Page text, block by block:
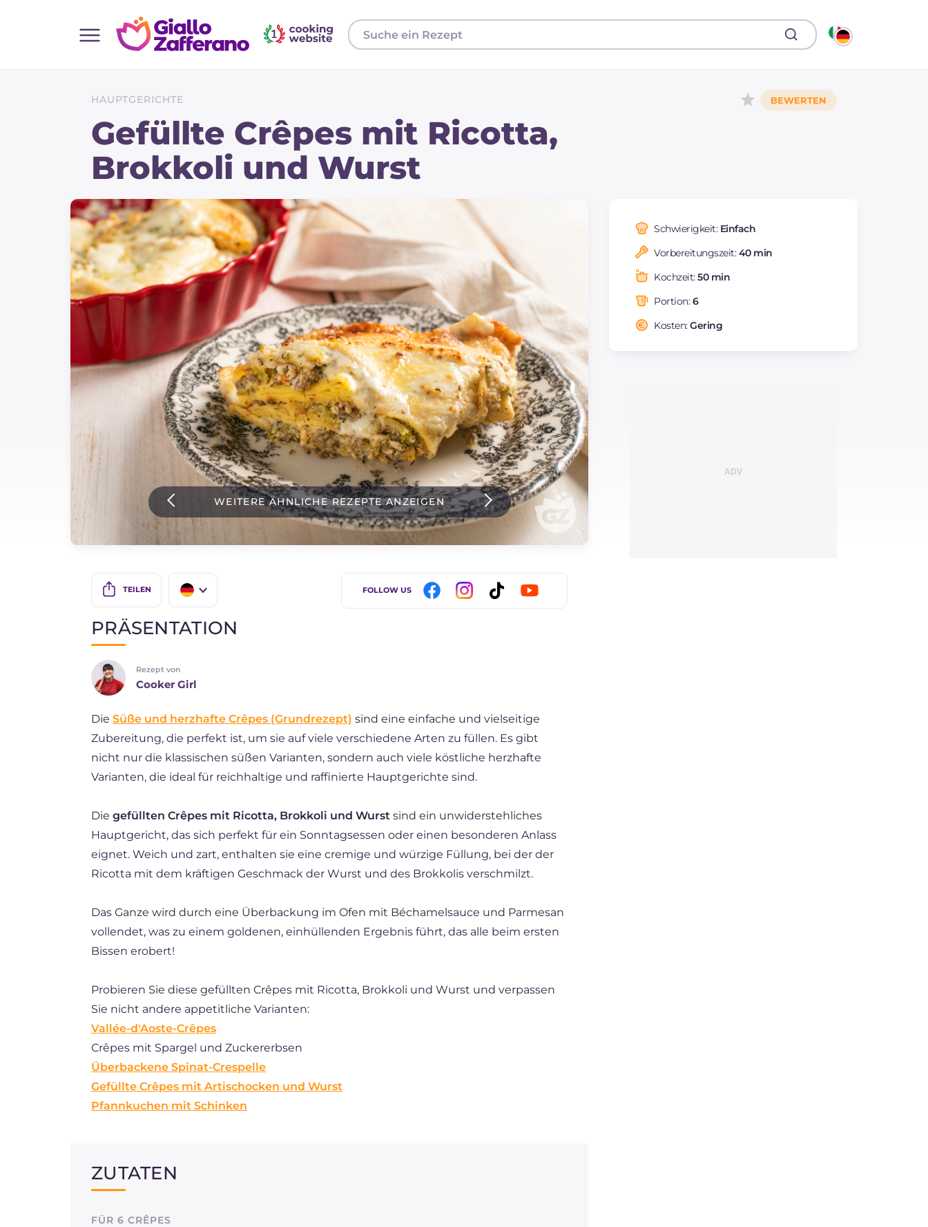
Pizza und focaccia
Kuchen und Backwaren
IT Website
YouTube
HAUPTGERICHTE
Gefüllte Crêpes mit Ricotta,
Brokkoli und Wurst
WEITERE ÄHNLICHE REZEPTE ANZEIGEN
TEILEN
BR
FOLLOW US
Schwierigkeit: Einfach
Vorbereitungszeit:40 min
Kochzeit:50 min
Portion:6
Kosten:Gering
PRÄSENTATION
Rezept von
Cooker Girl
Die Süße und herzhafte Crêpes (Grundrezept) sind eine einfache und vielseitige
Zubereitung, die perfekt ist, um sie auf viele verschiedene Arten zu füllen. Es gibt
nicht nur die klassischen süßen Varianten, sondern auch viele köstliche herzhafte
Varianten, die ideal für reichhaltige und raffinierte Hauptgerichte sind.
Die gefüllten Crêpes mit Ricotta, Brokkoli und Wurst sind ein unwiderstehliches
Hauptgericht, das sich perfekt für ein Sonntagsessen oder einen besonderen Anlass
eignet. Weich und zart, enthalten sie eine cremige und würzige Füllung, bei der der
Ricotta mit dem kräftigen Geschmack der Wurst und des Brokkolis verschmilzt.
Das Ganze wird durch eine Überbackung im Ofen mit Béchamelsauce und Parmesan
vollendet, was zu einem goldenen, einhüllenden Ergebnis führt, das alle beim ersten
Bissen erobert!
Probieren Sie diese gefüllten Crêpes mit Ricotta, Brokkoli und Wurst und verpassen
Sie nicht andere appetitliche Varianten:
Vallée-d'Aoste-Crêpes
Crêpes mit Spargel und Zuckererbsen
Überbackene Spinat-Crespelle
Gefüllte Crêpes mit Artischocken und Wurst
Pfannkuchen mit Schinken
ZUTATEN
FÜR 6 CRÊPES